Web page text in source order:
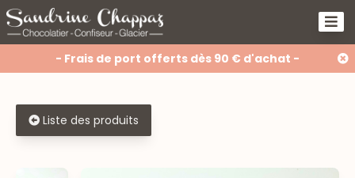
- Frais de port offerts dès 90 € d'achat -
Liste des produits